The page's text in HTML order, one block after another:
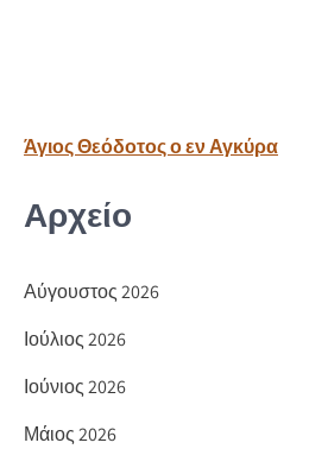
k τε
ίτ
ε
Πλοήγηση
Άγιος Θεόδοτος ο εν Αγκύρα
Αρχείο
Αύγουστος 2026
Ιούλιος 2026
Ιούνιος 2026
Μάιος 2026